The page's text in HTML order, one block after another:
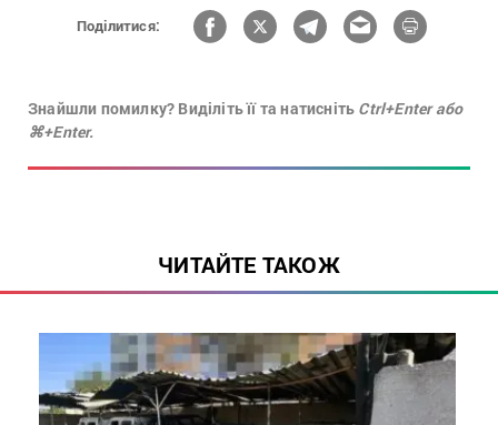
Поділитися:
Знайшли помилку? Виділіть її та натисніть Ctrl+Enter або
⌘+Enter.
ЧИТАЙТЕ ТАКОЖ